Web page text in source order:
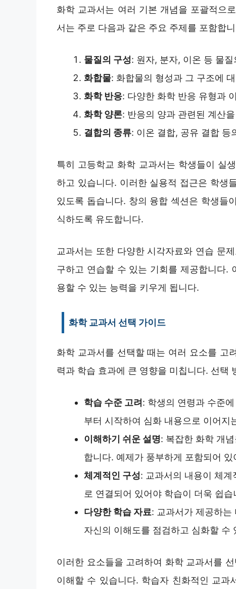
화학 교과서는 여러 기본 개념을 포괄적으
서는 주로 다음과 같은 주요 주제를 포함합
물질의 구성: 원자, 분자, 이온 등 물
화합물: 화합물의 형성과 그 구조에
화학 반응: 다양한 화학 반응 유형과
화학 양론: 반응의 양과 관련된 계산
결합의 종류: 이온 결합, 공유 결합 등
특히 고등학교 화학 교과서는 학생들이 실
하고 있습니다. 이러한 실용적 접근은 학생
있도록 돕습니다. 창의 융합 섹션은 학생들
식하도록 유도합니다.
교과서는 또한 다양한 시각자료와 연습 문
구하고 연습할 수 있는 기회를 제공합니다.
용할 수 있는 능력을 키우게 됩니다.
화학 교과서 선택 가이드
화학 교과서를 선택할 때는 여러 요소를 고
력과 학습 효과에 큰 영향을 미칩니다. 선택
학습 수준 고려 : 학생의 연령과 수준
부터 시작하여 심화 내용으로 이어지
이해하기 쉬운 설명: 복잡한 화학 개
합니다. 예제가 풍부하게 포함되어
체계적인 구성: 교과서의 내용이 체
로 연결되어 있어야 학습이 더욱 쉽습
다양한 학습 자료: 교과서가 제공하는
자신의 이해도를 점검하고 심화할 수
이러한 요소들을 고려하여 화학 교과서를
이해할 수 있습니다. 학습자 친화적인 교과